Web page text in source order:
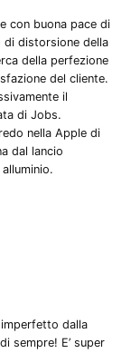
con buona pace di
di distorsione della
della perfezione
del cliente.
il
di Jobs.
nella Apple di
dal lancio
dalla
sempre! E’ super